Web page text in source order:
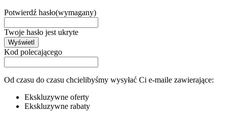
Potwierdź hasło(wymagany)
Twoje hasło jest ukryte
Wyświetl
Kod polecającego
Od czasu do czasu chcielibyśmy wysyłać Ci e-maile zawierające:
Ekskluzywne oferty
Ekskluzywne rabaty